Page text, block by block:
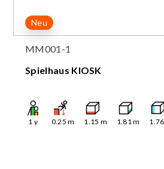
Neu
MM001-1
Spielhaus KIOSK
1 y 0.25 m 1.15 m 1.81m 1.76